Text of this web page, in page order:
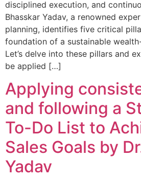
disciplined execution, and
Bhasskar Yadav, a renowned
planning, identifies five critical
foundation of a sustainable
Let’s delve into these pillars and
be applied […]
Applying
and following a
To-Do List to
Sales Goals by
Yadav